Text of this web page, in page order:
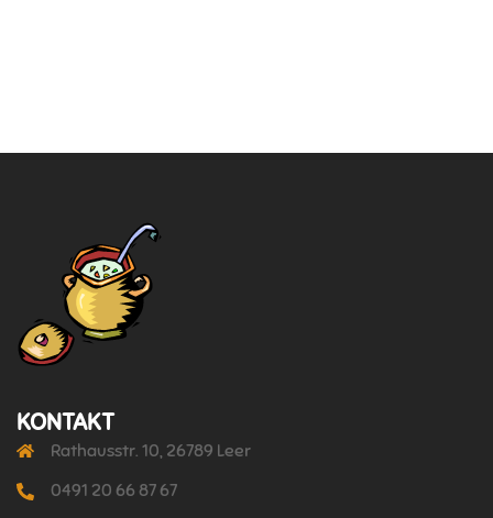
KONTAKT
Rathausstr. 10, 26789 Leer
0491 20 66 87 67